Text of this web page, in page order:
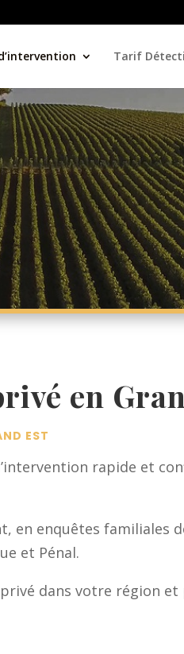
Tarif
en
EST
rapide et
en enquêtes familiales
et Pénal.
dans votre région